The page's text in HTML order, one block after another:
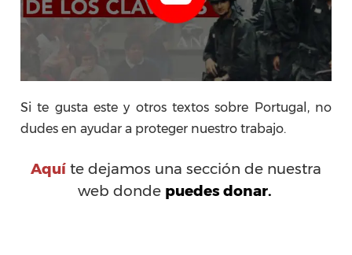
Si te gusta este y otros textos sobre Portugal, no
dudes en ayudar a proteger nuestro trabajo.
Aquí te dejamos una sección de nuestra
web donde puedes donar.